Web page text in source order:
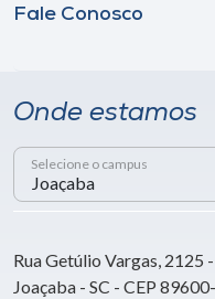
Fale Conosco
Onde estamos
Selecione o campus
Rua Getúlio Vargas, 2125
Joaçaba - SC - CEP